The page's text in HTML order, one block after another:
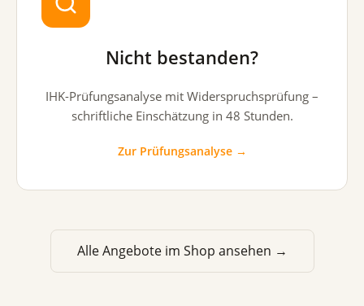
Nicht bestanden?
IHK-Prüfungsanalyse mit Widerspruchsprüfung –
schriftliche Einschätzung in 48 Stunden.
Zur Prüfungsanalyse →
Alle Angebote im Shop ansehen →